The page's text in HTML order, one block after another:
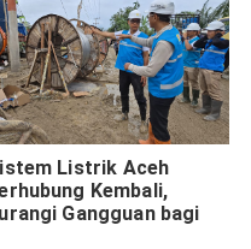
Listrik Aceh
Kembali,
Gangguan bagi